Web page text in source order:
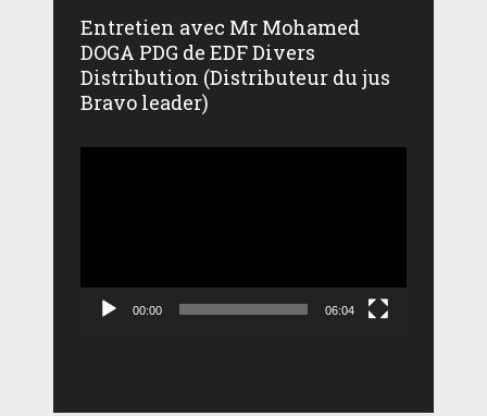
Entretien avec Mr Mohamed
DOGA PDG de EDF Divers
Distribution (Distributeur du jus
Bravo leader)
00:00 06:04